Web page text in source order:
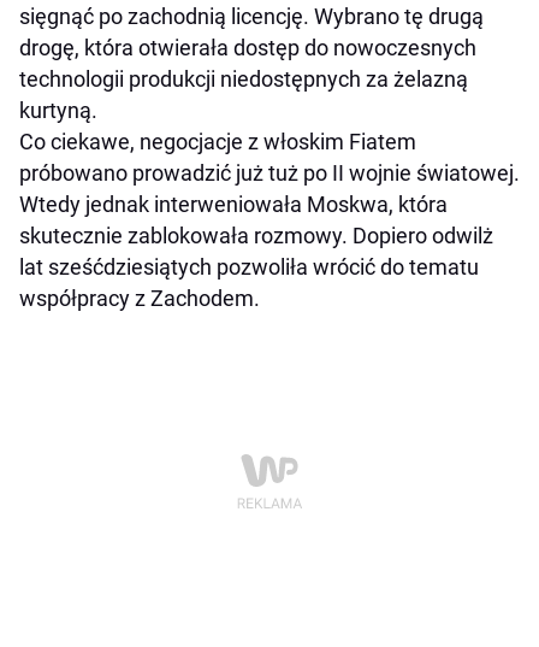
sięgnąć po zachodnią licencję. Wybrano tę drugą
drogę, która otwierała dostęp do nowoczesnych
technologii produkcji niedostępnych za żelazną
kurtyną.
Co ciekawe, negocjacje z włoskim Fiatem
próbowano prowadzić już tuż po II wojnie światowej.
Wtedy jednak interweniowała Moskwa, która
skutecznie zablokowała rozmowy. Dopiero odwilż
lat sześćdziesiątych pozwoliła wrócić do tematu
współpracy z Zachodem.